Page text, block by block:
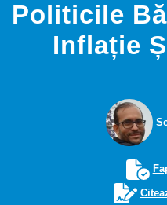
Politicile
Inflație